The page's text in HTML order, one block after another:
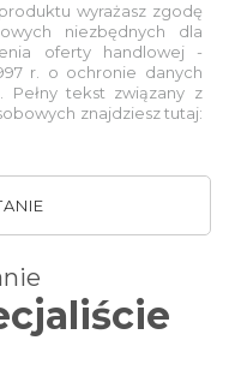
wyrażasz zgodę
niezbędnych dla
oferty handlowej -
r. o ochronie danych
Pełny tekst związany z
znajdziesz tutaj: